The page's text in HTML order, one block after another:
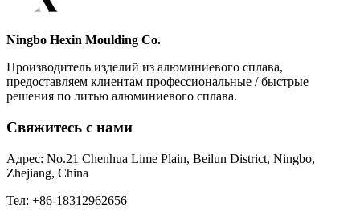
Ningbo Hexin Moulding Co.
Производитель изделий из алюминиевого сплава,
предоставляем клиентам профессиональные / быстрые
решения по литью алюминиевого сплава.
Свяжитесь с нами
Адрес: No.21 Chenhua Lime Plain, Beilun District, Ningbo,
Zhejiang, China
Тел: +86-18312962656